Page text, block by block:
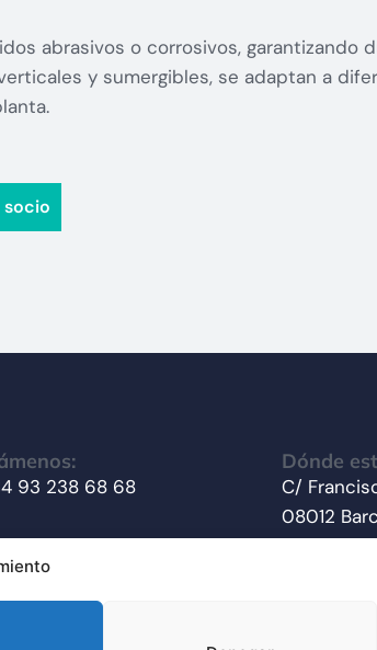
abrasivos o corrosivos, garantizando
y sumergibles, se adaptan a
socio
93 238 68 68
Dónde
C/
08012